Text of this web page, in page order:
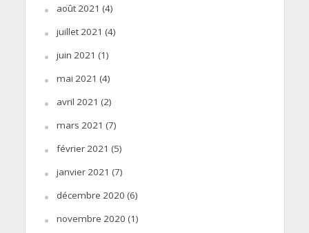
août 2021 (4)
juillet 2021 (4)
juin 2021 (1)
mai 2021 (4)
avril 2021 (2)
mars 2021 (7)
février 2021 (5)
janvier 2021 (7)
décembre 2020 (6)
novembre 2020 (1)